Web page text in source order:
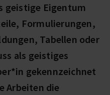
geistige Eigentum
Formulierungen,
Tabellen oder
als geistiges
gekennzeichnet
Arbeiten die